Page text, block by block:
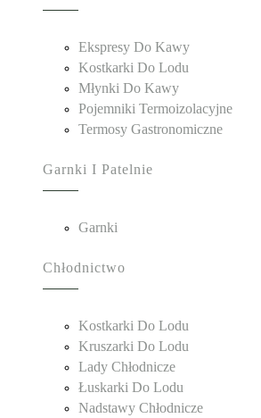
Ekspresy Do Kawy
Kostkarki Do Lodu
Młynki Do Kawy
Pojemniki Termoizolacyjne
Termosy Gastronomiczne
Garnki I Patelnie
Garnki
Chłodnictwo
Kostkarki Do Lodu
Kruszarki Do Lodu
Lady Chłodnicze
Łuskarki Do Lodu
Nadstawy Chłodnicze